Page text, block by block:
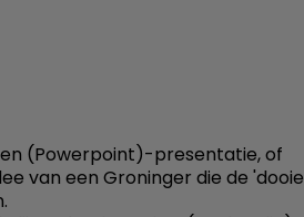
(Powerpoint)-presentatie, of
van een Groninger die de 'dooie